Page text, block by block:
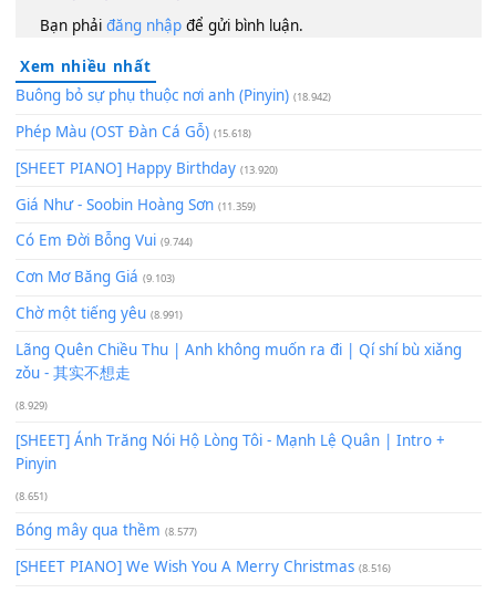
60
Lượt xem: 56
Để lại một bình luận
Bạn phải
Xem nhiều nhất
Buông bỏ sự phụ thuộc nơi anh (Pinyin)
Phép Màu (OST Đàn Cá Gỗ)
[SHEET PIANO] Happy Birthday (13.920)
Giá Như - Soobin Hoàng Sơn
Có Em Đời Bỗng Vui (9.744)
Cơn Mơ Băng Giá (9.103)